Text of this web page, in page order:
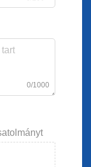
0/1000